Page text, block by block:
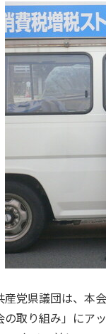
党県議団は、本
取り組み」にア